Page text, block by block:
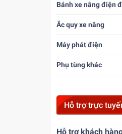
Bánh xe nâng điện
Ắc quy xe nâng
Máy phát điện
Phụ tùng khác
Hỗ trợ trực
Hỗ trợ khách